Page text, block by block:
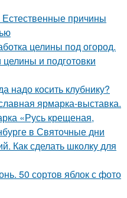
причины
целины под огород.
и подготовки
надо косить клубнику?
ярмарка-выставка.
«Русь крещеная,
в Святочные дни
Как сделать школку для
50 сортов яблок с фото